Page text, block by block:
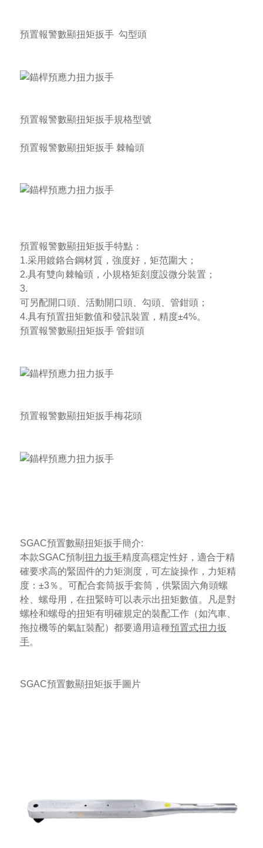
預置報警數顯扭矩扳手勾型頭
預置報警數顯扭矩扳手規格型號
預置報警數顯扭矩扳手棘輪頭
預置報警數顯扭矩扳手特點：
1.采用鍍鉻合鋼材質，強度好，矩范圍大；
2.具有雙向棘輪頭，小規格矩刻度設微分裝置；
3.
可另配開口頭、活動開口頭、勾頭、管鉗頭；
4.具有預置扭矩數值和發訊裝置，精度±4%。
預置報警數顯扭矩扳手管鉗頭
預置報警數顯扭矩扳手梅花頭
SGAC預置數顯扭矩扳手簡介:
本款SGAC預制 扭力扳手精度高穩定性好，適合于精
確要求高的緊固件的力矩測度，可左旋操作，力矩精
度：±3％。可配合套筒扳手套筒，供緊固六角頭螺
栓、螺母用，在扭緊時可以表示出扭矩數值。凡是對
螺栓和螺母的扭矩有明確規定的裝配工作（如汽車、
拖拉機等的氣缸裝配）都要適用這種預置式扭力扳
手。
SGAC預置數顯扭矩扳手圖片